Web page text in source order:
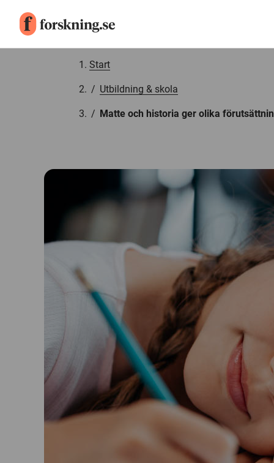
Start
/ Utbildning & skola
/ Matte och historia ger olika